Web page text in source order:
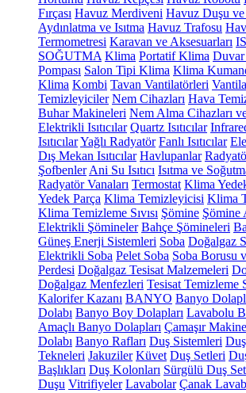
Fırçası Havuz Merdiveni Havuz Duşu ve
Aydınlatma ve Isıtma Havuz Trafosu
Termometresi Karavan ve Aksesuarları
SOĞUTMA Klima Portatif Klima
Pompası Salon Tipi Klima Klima
Klima Kombi Tavan Vantilatörleri
Temizleyiciler Nem Cihazları Hava
Buhar Makineleri Nem Alma Cihazları
Elektrikli Isıtıcılar Quartz Isıtıcılar
IsıtıcılarYağlı Radyatör Fanlı Isıtıcılar
Dış Mekan Isıtıcılar Havlupanlar
Şofbenler Ani Su Isıtıcı Isıtma ve
Radyatör Vanaları Termostat Klima
Yedek Parça Klima Temizleyicisi Klima
Klima Temizleme Sıvısı Şömine Şömine
Elektrikli Şömineler Bahçe Şömineleri
Güneş Enerji Sistemleri Soba Doğalgaz
Elektrikli Soba Pelet Soba Soba Borusu
Perdesi Doğalgaz Tesisat Malzemeleri
Doğalgaz Menfezleri Tesisat Temizleme
Kalorifer Kazanı BANYO Banyo
Dolabı Banyo Boy Dolapları Lavabolu
Amaçlı Banyo Dolapları Çamaşır
Dolabı Banyo Rafları Duş Sistemleri
Tekneleri Jakuziler Küvet Duş Setleri
Başlıkları Duş Kolonları Sürgülü Duş
Duşu Vitrifiyeler Lavabolar Çanak